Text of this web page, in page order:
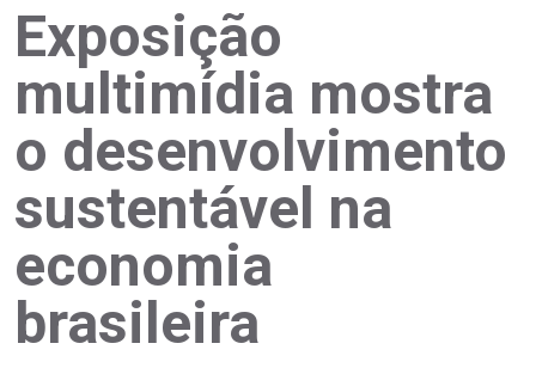
Exposição
multimídia mostra
o desenvolvimento
sustentável na
economia
brasileira